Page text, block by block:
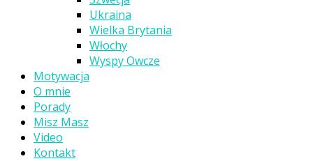
Ukraina
Wielka Brytania
Włochy
Wyspy Owcze
Motywacja
O mnie
Porady
Misz Masz
Video
Kontakt